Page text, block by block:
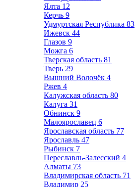
Ялта 12
Керчь 9
Удмуртская Республика 83
Ижевск 44
Глазов 9
Можга 6
Тверская область 81
Тверь 29
Вышний Волочёк 4
Ржев 4
Калужская область 80
Калуга 31
Обнинск 9
Малоярославец 6
Ярославская область 77
Ярославль 47
Рыбинск 7
Переславль-Залесский 4
Алматы 73
Владимирская область 71
Владимир 25